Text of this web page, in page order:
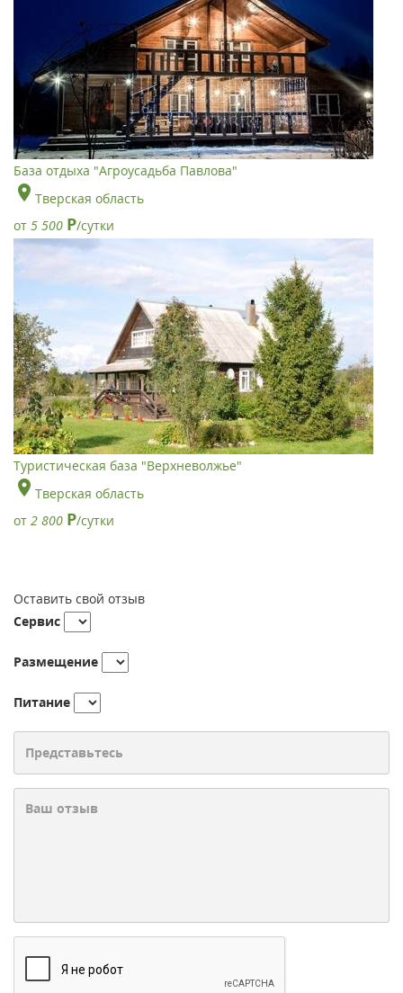
База отдыха "Агроусадьба Павлова"
Тверская область
от 5 500 Р/сутки
Туристическая база "Верхневолжье"
Тверская область
от 2 800 Р/сутки
Оставить свой отзыв
Сервис
Размещение
Питание